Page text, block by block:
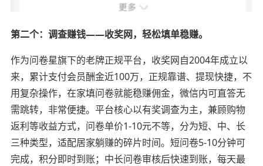
第二个：调查赚钱——收奖网，轻松填单稳赚。
作为问卷星旗下的老牌正规平台，收奖网自2004年成立以
来，累计支付会员酬金近100万，正规靠谱、提现快捷，不
用复杂操作，在家填问卷就能稳赚佣金，微信内可直答无
需跳转，非常便捷。平台核心以有奖调查为主，兼顾购物
返利等收益方式，问卷单价1-10元不等，分为短、中、长
三种类型，适配居家躺赚的碎片时间。短问卷5-10分钟可
完成，积分即时到账；中长问卷审核后快速到账，每天最